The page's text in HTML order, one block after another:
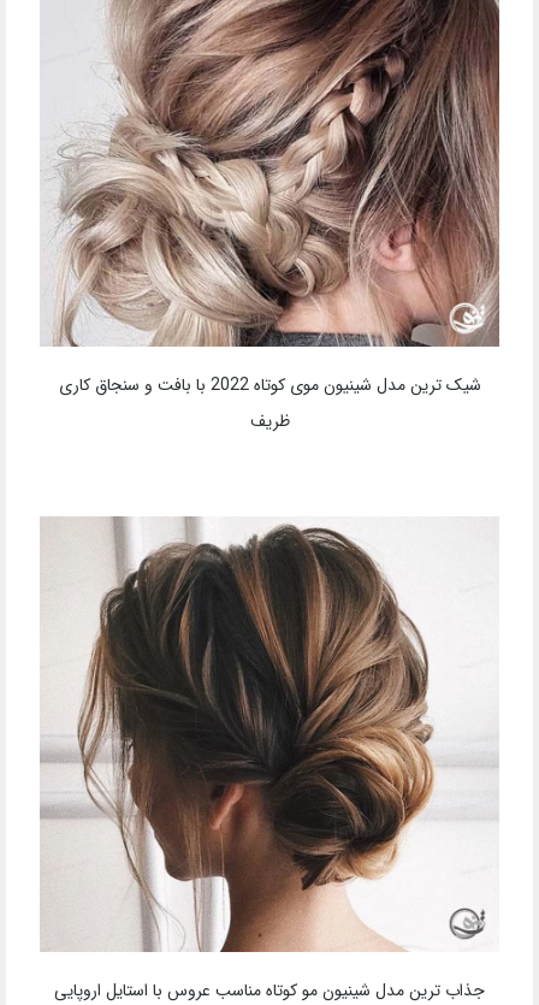
شیک ترین مدل شینیون موی کوتاه 2022 با بافت و سنجاق کاری
ظریف
جذاب ترین مدل شینیون مو کوتاه مناسب عروس با استایل اروپایی